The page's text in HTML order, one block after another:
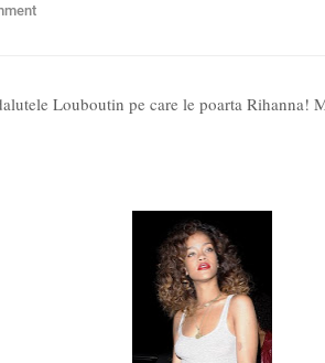
Louboutin pe care le poarta Rihanna!